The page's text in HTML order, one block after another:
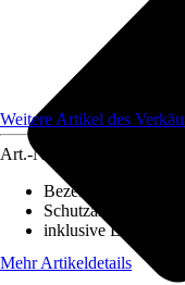
Weitere Artikel des
Art.-Nr.
Bezeichnung Fassung
Schutzart
inklusive
Mehr Artikeldetails